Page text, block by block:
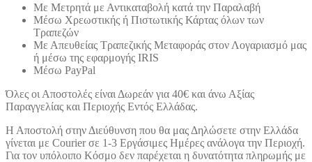
Με Μετρητά με Αντικαταβολή κατά την Παραλαβή
Μέσω Χρεωστικής ή Πιστωτικής Κάρτας όλων των
Τραπεζών
Με Απευθείας Τραπεζικής Μεταφοράς στον Λογαριασμό μας
ή μέσω της εφαρμογής IRIS
Μέσω PayPal
Όλες οι Αποστολές είναι Δωρεάν για 40€ και άνω Αξίας
Παραγγελίας και Περιοχής Εντός Ελλάδας.
Η Αποστολή στην Διεύθυνση που θα μας Δηλώσετε στην Ελλάδα
γίνεται με Courier σε 1-3 Εργάσιμες Ημέρες ανάλογα την Περιοχή.
Για τον υπόλοιπο Κόσμο δεν παρέχεται η δυνατότητα πληρωμής με